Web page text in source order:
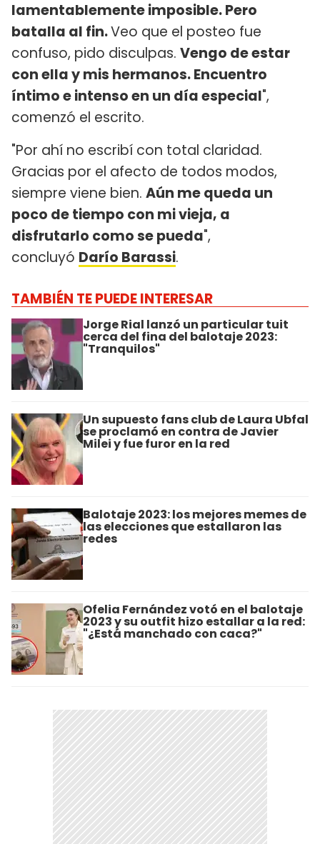
lamentablemente imposible. Pero
batalla al fin.Veo que el posteo fue
confuso, pido disculpas. Vengo de estar
con ella y mis hermanos. Encuentro
íntimo e intenso en un día especial",
comenzó el escrito.
"Por ahí no escribí con total claridad.
Gracias por el afecto de todos modos,
siempre viene bien. Aún me queda un
poco de tiempo con mi vieja, a
disfrutarlo como se pueda",
concluyó Darío Barassi.
TAMBIÉN TE PUEDE INTERESAR
Jorge Rial lanzó un particular tuit
cerca del fina del balotaje 2023:
"Tranquilos"
Un supuesto fans club de Laura Ubfal
se proclamó en contra de Javier
Milei y fue furor en la red
Balotaje 2023: los mejores memes de
las elecciones que estallaron las
redes
Ofelia Fernández votó en el balotaje
2023 y su outfit hizo estallar a la red:
"¿Está manchado con caca?"